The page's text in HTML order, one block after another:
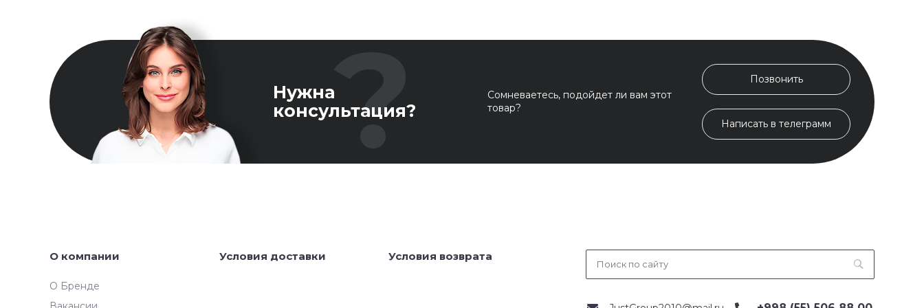
Нужна
консультация?
Сомневаетесь, подойдет ли вам этот
товар?
Позвонить
Написать в телеграмм
О компании
О Бренде
Условия доставки Условия возврата